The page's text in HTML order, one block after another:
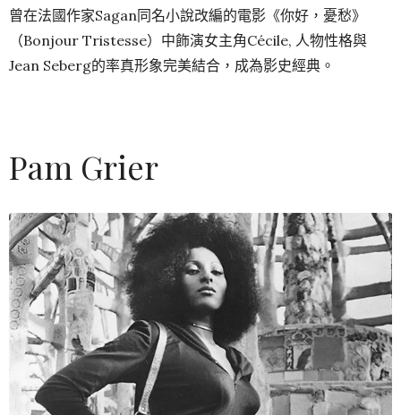
曾在法國作家Sagan同名小說改編的電影《你好，憂愁》
（Bonjour Tristesse）中飾演女主角Cécile, 人物性格與
Jean Seberg的率真形象完美結合，成為影史經典。
Pam Grier